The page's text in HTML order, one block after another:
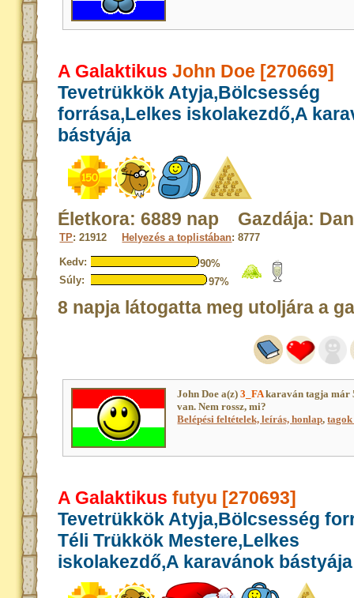
A Galaktikus John Doe [270669]
Tevetrükkök Atyja,Bölcsesség
forrása,Lelkes iskolakezdő,A
bástyája
Életkora: 6889 nap Gazdája:
TP: 21912 Helyezés a toplistában: 8777
Kedv:
90%
Súly:
97%
8 napja látogatta meg utoljára a
John Doe a(z)3_FAkaraván tagja már
van. Nem rossz, mi?
Belépési feltételek, leírás, honlap,
A Galaktikus futyu [270693]
Tevetrükkök Atyja,Bölcsesség
Téli Trükkök Mestere,Lelkes
iskolakezdő,A karavánok bástyája